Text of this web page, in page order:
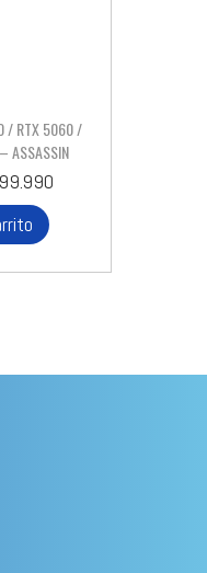
/ RTX 5060 /
ASSASSIN